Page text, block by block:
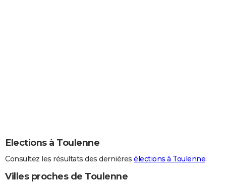
Elections à Toulenne
Consultez les résultats des dernières élections à Toulenne.
Villes proches de Toulenne